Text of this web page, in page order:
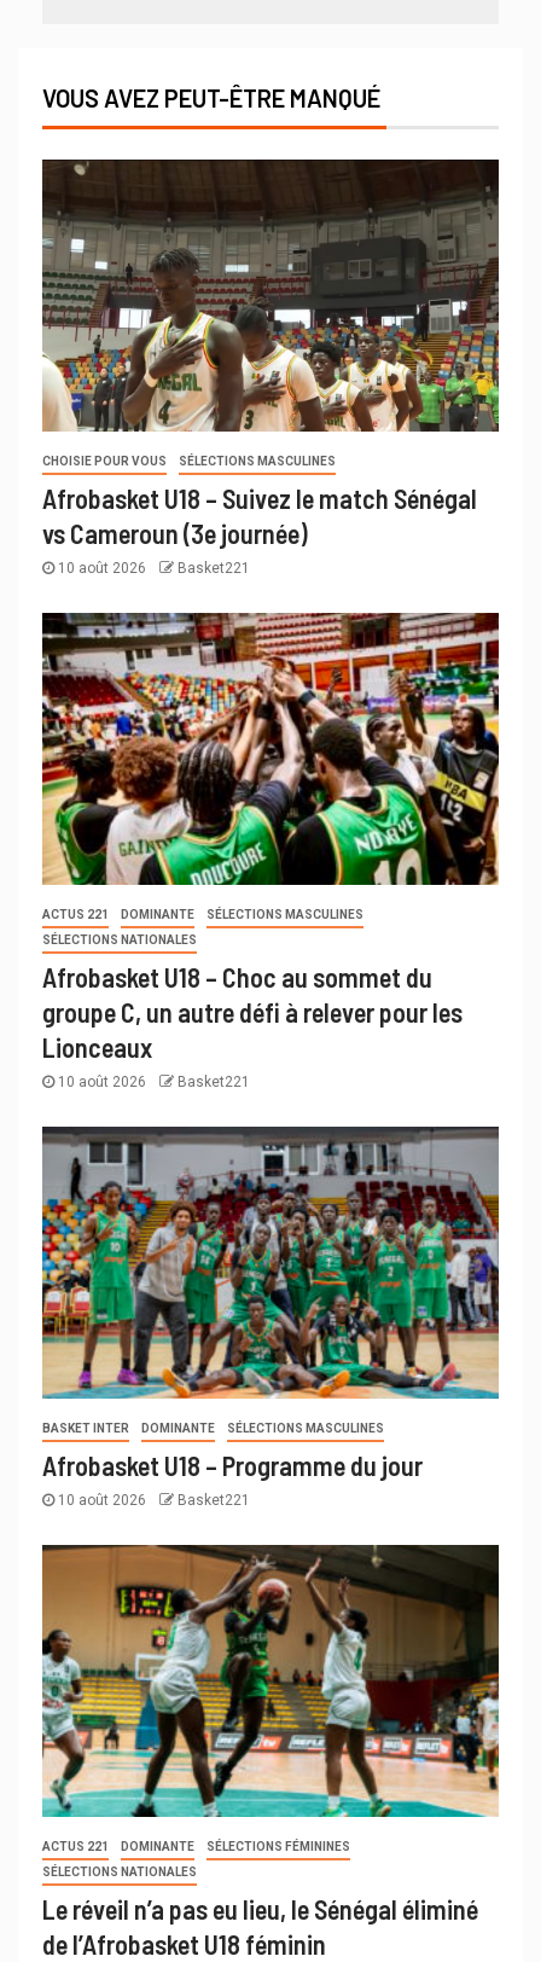
VOUS AVEZ PEUT-ÊTRE MANQUÉ
CHOISIE POUR VOUS SÉLECTIONS MASCULINES
Afrobasket U18 – Suivez le match Sénégal
vs Cameroun (3e journée)
10 août 2026 Basket221
ACTUS 221 DOMINANTE
SÉLECTIONS MASCULINES
SÉLECTIONS NATIONALES
Afrobasket U18 – Choc au sommet du
groupe C, un autre défi à relever pour les
Lionceaux
10 août 2026 Basket221
BASKET INTER DOMINANTE SÉLECTIONS MASCULINES
Afrobasket U18 – Programme du jour
10 août 2026 Basket221
ACTUS 221 DOMINANTE
SÉLECTIONS FÉMININES
SÉLECTIONS NATIONALES
Le réveil n’a pas eu lieu, le Sénégal éliminé
de l’Afrobasket U18 féminin